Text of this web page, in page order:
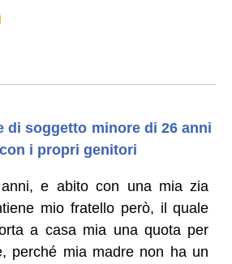
di soggetto minore di 26 anni
i propri genitori
e abito con una mia zia
mio fratello però, il quale
a casa mia una quota per
perché mia madre non ha un